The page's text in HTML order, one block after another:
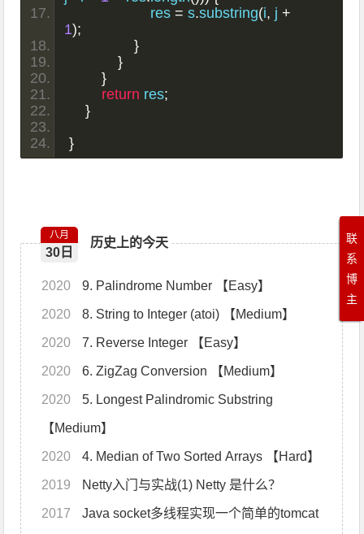
                    res
= s.substring(i, j +
1);
}
}
}
return res;
}
}
历史上的今天
八月
30日
2020 9. Palindrome Number 【Easy】
2020 8. String to Integer (atoi) 【Medium】
2020 7. Reverse Integer 【Easy】
2020 6. ZigZag Conversion 【Medium】
2020 5. Longest Palindromic Substring
【Medium】
2020 4. Median of Two Sorted Arrays 【Hard】
2019 Netty入门与实战(1) Netty 是什么？
2017 Java socket多线程实现一个简单的tomcat
联
系
博
主